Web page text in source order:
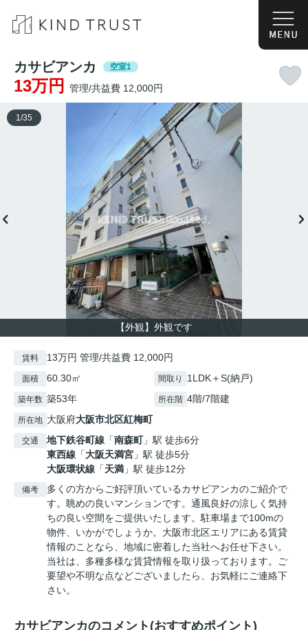
カサビアンカ 空室1
13万円 管理/共益費 12,000円
【外観】外観です
1 /35
賃料 13万円 管理/共益費 12,000円
面積 60.30㎡ 間取り 1LDK＋S(納戸)
築年数 築53年 所在階 4階/7階建
所在地 大阪府大阪市北区紅梅町
交通 地下鉄谷町線 「南森町」駅 徒歩6分
東西線 「大阪天満宮 」駅 徒歩5分
大阪環状線 「天満 」駅 徒歩12分
備考
多くの方からご好評頂いているカサビアンカのご紹介で
す。眺めの良いマンションです。通風良好の涼しく気持
ちの良い空間をご提供いたします。駐車場まで100mの
物件、いかがでしょうか。大阪市北区エリアにある賃貸
情報のことなら、地域に密着した当社へお任せ下さい。
当社は、多種多様な賃貸情報を取り扱っております。ご
要望や不明な点などございましたら、お気軽にご連絡下
さい。
カサビアンカのコメント(おすすめポイント)